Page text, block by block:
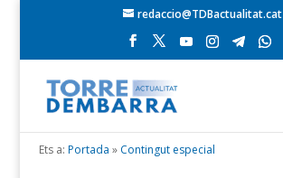
redaccio@TDBactualitat.cat
Ets a: Portada » Contingut especial